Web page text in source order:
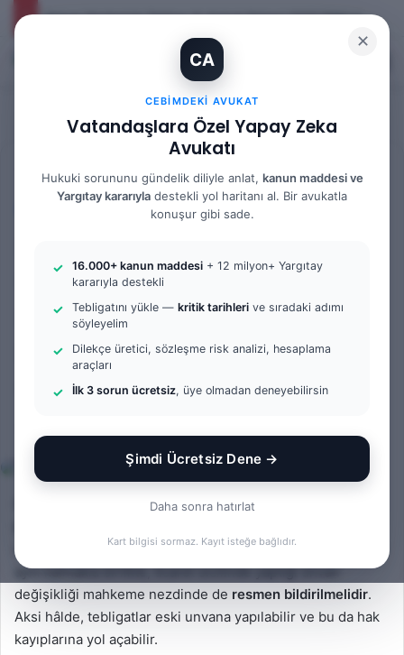
✕
CA
CEBIMDEKI AVUKAT
Vatandaşlara Özel Yapay Zeka
Avukatı
Hukuki sorununu gündelik diliyle anlat, kanun maddesi ve
Yargıtay kararıyla destekli yol haritanı al. Bir avukatla
konuşur gibi sade.
16.000+ kanun maddesi + 12 milyon+ Yargıtay
kararıyla destekli
Tebligatını yükle — kritik tarihleri ve sıradaki adımı
söyleyelim
Dilekçe üretici, sözleşme risk analizi, hesaplama
araçları
İlk 3 sorun ücretsiz, üye olmadan deneyebilirsin
Şimdi Ücretsiz Dene →
Daha sonra hatırlat
Kart bilgisi sormaz. Kayıt isteğe bağlıdır.
İhtiyaç Nedeniyle Tahliye: 9. Hukuk Dairesi 2025/7083 K.
İş Mahkemesi Örnek Dilekçe & Rehber
Ünvan Değişikliği Nasıl
Bildirilir? | Küçükçekmece
Mahkemesi İçin Dilekçe
Örneği
Devam eden bir davada, davalı ya da davacı şirketin
etkileyebilecek teknik bir durumdur. Şirketin hukuki kişiliği
aynı kalmakla birlikte, ticaret sicilinde yaptığı ünvan
değişikliği mahkeme nezdinde de resmen bildirilmelidir.
Aksi hâlde, tebligatlar eski unvana yapılabilir ve bu da hak
kayıplarına yol açabilir.